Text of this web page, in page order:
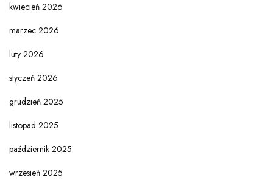
kwiecień 2026
marzec 2026
luty 2026
styczeń 2026
grudzień 2025
listopad 2025
październik 2025
wrzesień 2025